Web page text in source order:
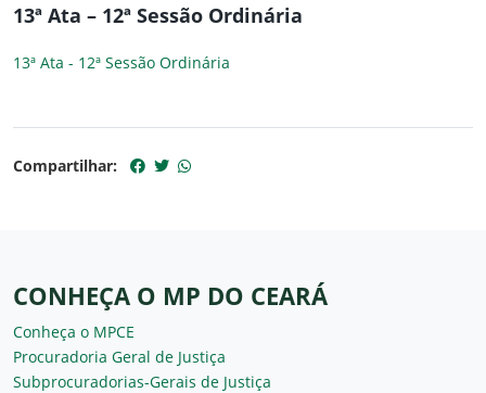
13ª Ata – 12ª Sessão Ordinária
13ª Ata - 12ª Sessão Ordinária
Compartilhar:
CONHEÇA O MP DO CEARÁ
Conheça o MPCE
Procuradoria Geral de Justiça
Subprocuradorias-Gerais de Justiça